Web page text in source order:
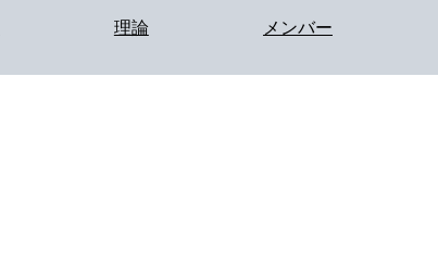
理論 メンバー